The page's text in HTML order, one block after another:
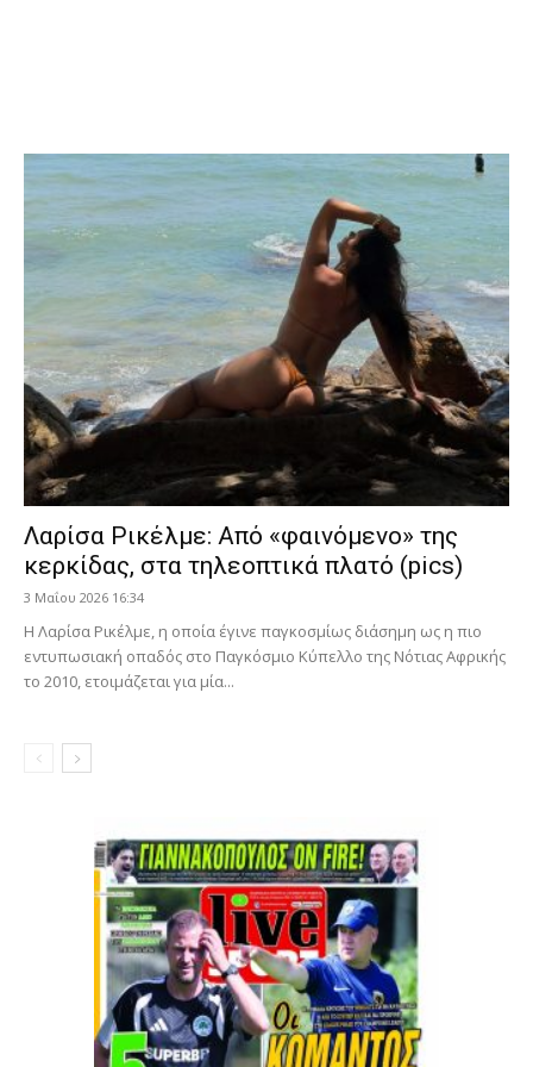
Λαρίσα Ρικέλμε: Από «φαινόμενο» της
κερκίδας, στα τηλεοπτικά πλατό (pics)
3 Μαΐου 2026 16:34
Η Λαρίσα Ρικέλμε, η οποία έγινε παγκοσμίως διάσημη ως η πιο
εντυπωσιακή οπαδός στο Παγκόσμιο Κύπελλο της Νότιας Αφρικής
το 2010, ετοιμάζεται για μία...